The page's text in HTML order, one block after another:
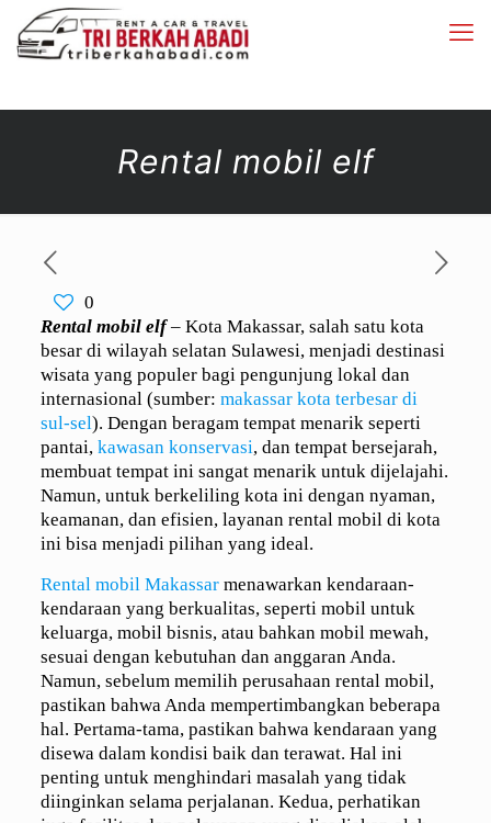
Rental mobil elf
0
Rental mobil elf– Kota Makassar, salah satu kota
besar di wilayah selatan Sulawesi, menjadi destinasi
wisata yang populer bagi pengunjung lokal dan
internasional (sumber: makassar kota terbesar di
sul-sel). Dengan beragam tempat menarik seperti
pantai, kawasan konservasi, dan tempat bersejarah,
membuat tempat ini sangat menarik untuk dijelajahi.
Namun, untuk berkeliling kota ini dengan nyaman,
keamanan, dan efisien, layanan rental mobil di kota
ini bisa menjadi pilihan yang ideal.
Rental mobil Makassarmenawarkan kendaraan-
kendaraan yang berkualitas, seperti mobil untuk
keluarga, mobil bisnis, atau bahkan mobil mewah,
sesuai dengan kebutuhan dan anggaran Anda.
Namun, sebelum memilih perusahaan rental mobil,
pastikan bahwa Anda mempertimbangkan beberapa
hal. Pertama-tama, pastikan bahwa kendaraan yang
disewa dalam kondisi baik dan terawat. Hal ini
penting untuk menghindari masalah yang tidak
diinginkan selama perjalanan. Kedua, perhatikan